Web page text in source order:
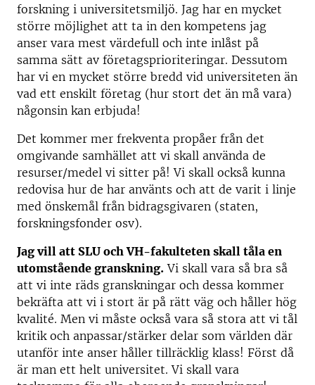
forskning i universitetsmiljö. Jag har en mycket
större möjlighet att ta in den kompetens jag
anser vara mest värdefull och inte inlåst på
samma sätt av företagsprioriteringar. Dessutom
har vi en mycket större bredd vid universiteten än
vad ett enskilt företag (hur stort det än må vara)
någonsin kan erbjuda!
Det kommer mer frekventa propåer från det
omgivande samhället att vi skall använda de
resurser/medel vi sitter på! Vi skall också kunna
redovisa hur de har använts och att de varit i linje
med önskemål från bidragsgivaren (staten,
forskningsfonder osv).
Jag vill att SLU och VH-fakulteten skall tåla en
utomstående granskning. Vi skall vara så bra så
att vi inte räds granskningar och dessa kommer
bekräfta att vi i stort är på rätt väg och håller hög
kvalité. Men vi måste också vara så stora att vi tål
kritik och anpassar/stärker delar som världen där
utanför inte anser håller tillräcklig klass! Först då
är man ett helt universitet. Vi skall vara